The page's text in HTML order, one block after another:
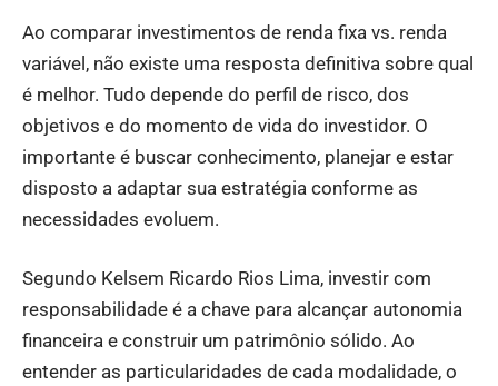
Ao comparar investimentos de renda fixa vs. renda
variável, não existe uma resposta definitiva sobre qual
é melhor. Tudo depende do perfil de risco, dos
objetivos e do momento de vida do investidor. O
importante é buscar conhecimento, planejar e estar
disposto a adaptar sua estratégia conforme as
necessidades evoluem.
Segundo Kelsem Ricardo Rios Lima, investir com
responsabilidade é a chave para alcançar autonomia
financeira e construir um patrimônio sólido. Ao
entender as particularidades de cada modalidade, o